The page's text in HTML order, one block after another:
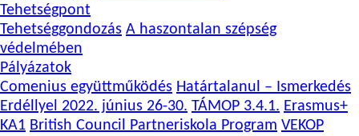
Tehetségpont
Tehetséggondozás A haszontalan szépség
védelmében
Pályázatok
Comenius együttműködés Határtalanul – Ismerkedés
Erdéllyel 2022. június 26-30. TÁMOP 3.4.1. Erasmus+
KA1 British Council Partneriskola Program VEKOP